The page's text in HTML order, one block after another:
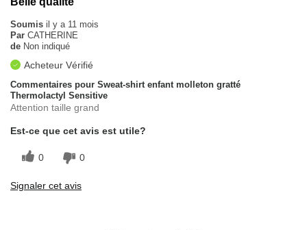
Soumis il y a 11 mois
Par CATHERINE
de Non indiqué
Acheteur Vérifié
Commentaires pour Sweat-shirt enfant molleton gratté
Thermolactyl Sensitive
Attention taille grand
Est-ce que cet avis est utile?
0 0
Signaler cet avis